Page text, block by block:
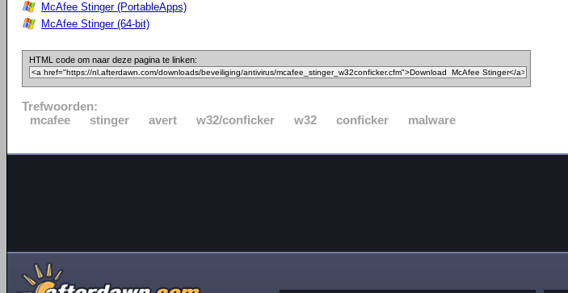
McAfee Stinger (PortableApps)
McAfee Stinger (64-bit)
HTML code om naar deze pagina te linken:
Trefwoorden:
mcafee
stinger avert w32/conficker w32 conficker malware